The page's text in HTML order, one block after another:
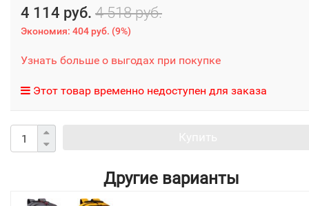
4 114 руб. 4 518 руб.
Экономия: 404 руб. (9%)
Узнать больше о выгодах при покупке
Этот товар временно недоступен для заказа
Другие варианты